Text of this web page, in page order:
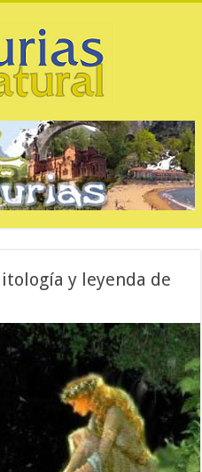
y leyenda de